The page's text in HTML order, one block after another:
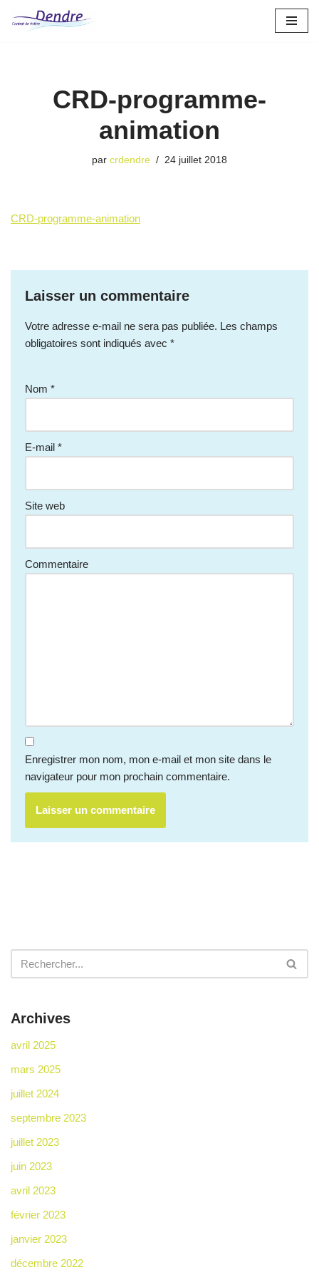
CRD-programme-
animation
par crdendre 24 juillet 2018
CRD-programme-animation
Laisser un commentaire
Votre adresse e-mail ne sera pas publiée. Les champs
obligatoires sont indiqués avec *
Nom *
E-mail *
Site web
Commentaire
Enregistrer mon nom, mon e-mail et mon site dans le
navigateur pour mon prochain commentaire.
Archives
avril 2025
mars 2025
juillet 2024
septembre 2023
juillet 2023
juin 2023
avril 2023
février 2023
janvier 2023
décembre 2022